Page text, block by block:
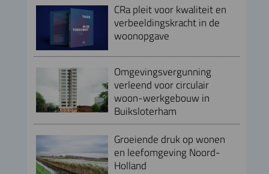
CRa pleit voor kwaliteit en
verbeeldingskracht in de
woonopgave
Omgevingsvergunning
verleend voor circulair
woon-werkgebouw in
Buiksloterham
Groeiende druk op wonen
en leefomgeving Noord-
Holland